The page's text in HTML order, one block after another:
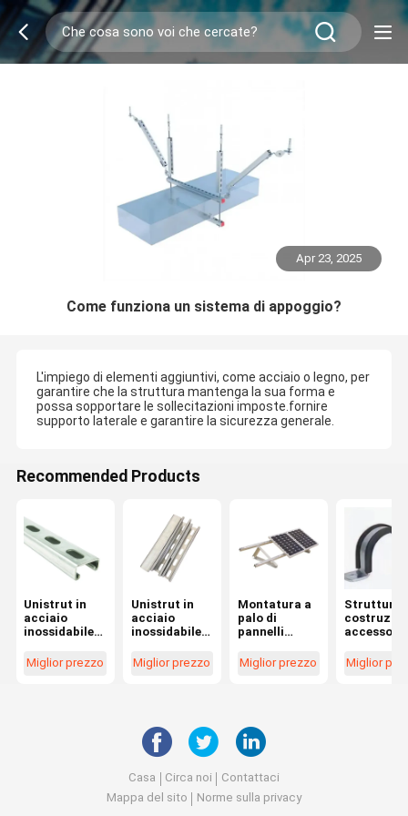
Apr 23, 2025
Come funziona un sistema di appoggio?
L'impiego di elementi aggiuntivi, come acciaio o legno, per
garantire che la struttura mantenga la sua forma e
possa sopportare le sollecitazioni imposte.fornire
supporto laterale e garantire la sicurezza generale.
Recommended Products
Unistrut in
acciaio
inossidabile
fuoco e
altamente
Miglior prezzo
Unistrut in
acciaio
inossidabile
fuoco e di
lunga durata
per
applicazioni
sismiche
Miglior prezzo
Montatura a
palo di
pannelli
fotovoltaici
Miglior prezzo
Strutture
accessori
rinforzati
supporto
Miglior
Casa Circa noi
Contattaci
Mappa del sito
Norme sulla privacy